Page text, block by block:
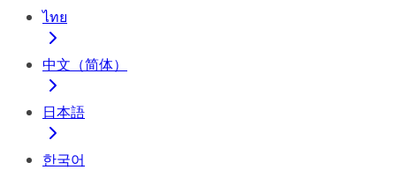
ไทย
中文（简体）
日本語
한국어